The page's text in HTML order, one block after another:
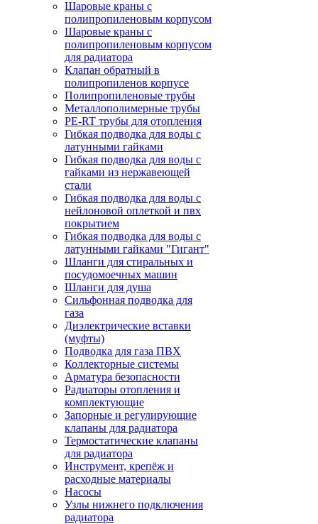
Шаровые краны с
полипропиленовым корпусом
Шаровые краны с
полипропиленовым корпусом
для радиатора
Клапан обратный в
полипропиленов корпусе
Полипропиленовые трубы
Металлополимерные трубы
PE-RT трубы для отопления
Гибкая подводка для воды с
латунными гайками
Гибкая подводка для воды с
гайками из нержавеющей
стали
Гибкая подводка для воды с
нейлоновой оплеткой и пвх
покрытием
Гибкая подводка для воды с
латунными гайками "Гигант"
Шланги для стиральных и
посудомоечных машин
Шланги для душа
Сильфонная подводка для
газа
Диэлектрические вставки
(муфты)
Подводка для газа ПВХ
Коллекторные системы
Арматура безопасности
Радиаторы отопления и
комплектующие
Запорные и регулирующие
клапаны для радиатора
Термостатические клапаны
для радиатора
Инструмент, крепёж и
расходные материалы
Насосы
Узлы нижнего подключения
радиатора